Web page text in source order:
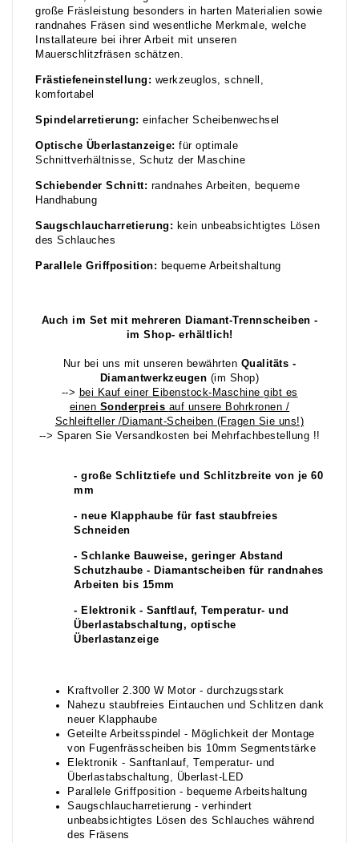
große Fräsleistung besonders in harten Materialien sowie
randnahes Fräsen sind wesentliche Merkmale, welche
Installateure bei ihrer Arbeit mit unseren
Mauerschlitzfräsen schätzen.
Frästiefeneinstellung: werkzeuglos, schnell,
komfortabel
Spindelarretierung: einfacher Scheibenwechsel
Optische Überlastanzeige: für optimale
Schnittverhältnisse, Schutz der Maschine
Schiebender Schnitt: randnahes Arbeiten, bequeme
Handhabung
Saugschlaucharretierung: kein unbeabsichtigtes Lösen
des Schlauches
Parallele Griffposition: bequeme Arbeitshaltung
Auch im Set mit mehreren Diamant-Trennscheiben -
im Shop- erhältlich!
Nur bei uns mit unseren bewährten Qualitäts -
Diamantwerkzeugen (im Shop)
--> bei Kauf einer Eibenstock-Maschine gibt es
einen Sonderpreis auf unsere Bohrkronen /
Schleifteller /Diamant-Scheiben (Fragen Sie uns!)
--> Sparen Sie Versandkosten bei Mehrfachbestellung !!
- große Schlitztiefe und Schlitzbreite von je 60
mm
- neue Klapphaube für fast staubfreies
Schneiden
- Schlanke Bauweise, geringer Abstand
Schutzhaube - Diamantscheiben für randnahes
Arbeiten bis 15mm
- Elektronik - Sanftlauf, Temperatur- und
Überlastabschaltung, optische
Überlastanzeige
Kraftvoller 2.300 W Motor - durchzugsstark
Nahezu staubfreies Eintauchen und Schlitzen dank
neuer Klapphaube
Geteilte Arbeitsspindel - Möglichkeit der Montage
von Fugenfrässcheiben bis 10mm Segmentstärke
Elektronik - Sanftanlauf, Temperatur- und
Überlastabschaltung, Überlast-LED
Parallele Griffposition - bequeme Arbeitshaltung
Saugschlaucharretierung - verhindert
unbeabsichtigtes Lösen des Schlauches während
des Fräsens